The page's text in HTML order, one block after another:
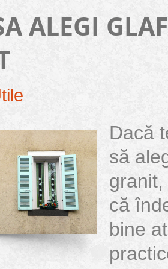
ALEGI
Dacă
să
că
bine